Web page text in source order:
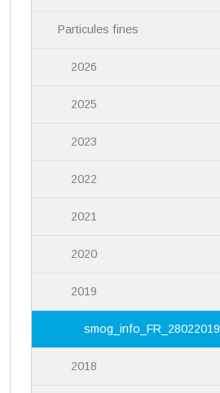
Particules fines
2026
2025
2023
2022
2021
2020
2019
smog_info_FR_28022019
2018